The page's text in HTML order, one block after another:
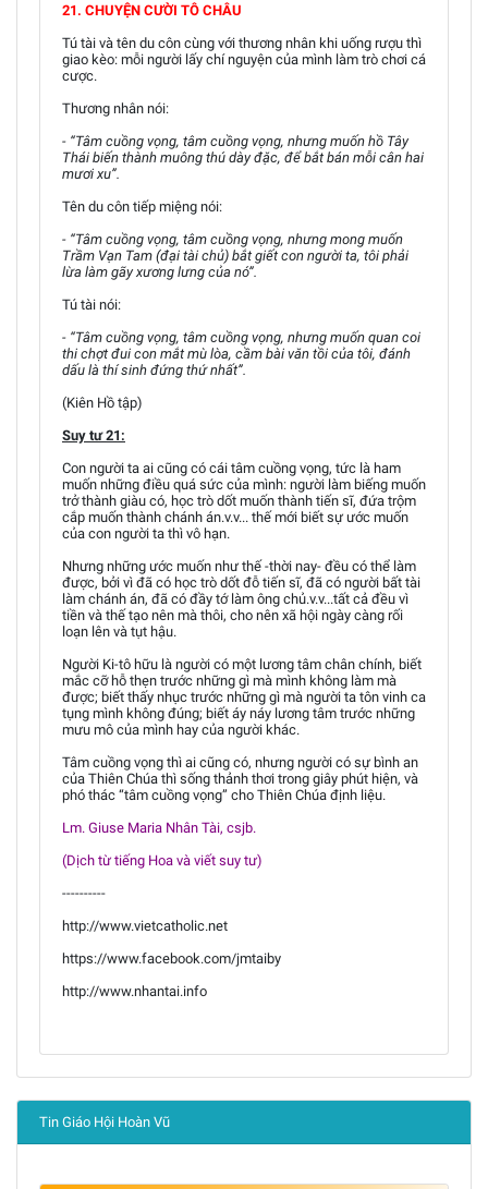
21. CHUYỆN CƯỜI TÔ CHÂU
Tú tài và tên du côn cùng với thương nhân khi uống rượu thì
giao kèo: mỗi người lấy chí nguyện của mình làm trò chơi cá
cược.
Thương nhân nói:
- “Tâm cuồng vọng, tâm cuồng vọng, nhưng muốn hồ Tây
Thái biến thành muông thú dày đặc, để bắt bán mỗi cân hai
mươi xu”.
Tên du côn tiếp miệng nói:
- “Tâm cuồng vọng, tâm cuồng vọng, nhưng mong muốn
Trầm Vạn Tam (đại tài chủ) bắt giết con người ta, tôi phải
lừa làm gãy xương lưng của nó”.
Tú tài nói:
- “Tâm cuồng vọng, tâm cuồng vọng, nhưng muốn quan coi
thi chợt đui con mắt mù lòa, cầm bài văn tồi của tôi, đánh
dấu là thí sinh đứng thứ nhất”.
(Kiên Hồ tập)
Suy tư 21:
Con người ta ai cũng có cái tâm cuồng vọng, tức là ham
muốn những điều quá sức của mình: người làm biếng muốn
trở thành giàu có, học trò dốt muốn thành tiến sĩ, đứa trộm
cắp muốn thành chánh án.v.v... thế mới biết sự ước muốn
của con người ta thì vô hạn.
Nhưng những ước muốn như thế -thời nay- đều có thể làm
được, bởi vì đã có học trò dốt đỗ tiến sĩ, đã có người bất tài
làm chánh án, đã có đầy tớ làm ông chủ.v.v...tất cả đều vì
tiền và thế tạo nên mà thôi, cho nên xã hội ngày càng rối
loạn lên và tụt hậu.
Người Ki-tô hữu là người có một lương tâm chân chính, biết
mắc cỡ hỗ thẹn trước những gì mà mình không làm mà
được; biết thấy nhục trước những gì mà người ta tôn vinh ca
tụng mình không đúng; biết áy náy lương tâm trước những
mưu mô của mình hay của người khác.
Tâm cuồng vọng thì ai cũng có, nhưng người có sự bình an
của Thiên Chúa thì sống thảnh thơi trong giây phút hiện, và
phó thác “tâm cuồng vọng” cho Thiên Chúa định liệu.
Lm. Giuse Maria Nhân Tài, csjb.
(Dịch từ tiếng Hoa và viết suy tư)
----------
http://www.vietcatholic.net
https://www.facebook.com/jmtaiby
http://www.nhantai.info
Tin Giáo Hội Hoàn Vũ